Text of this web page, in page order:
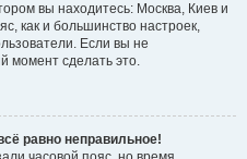
вы находитесь: Москва, Киев и
как и большинство настроек,
Если вы не
момент сделать это.
равно неправильное!